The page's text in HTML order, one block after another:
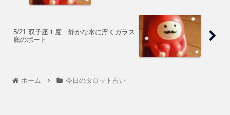
5/21 双子座１度 静かな水に浮くガラス
底のボート
ホーム 今日のタロット占い